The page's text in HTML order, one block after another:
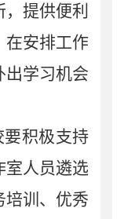
提供便利
在安排工作
出学习机会
积极支持
室人员遴选
培训、优秀